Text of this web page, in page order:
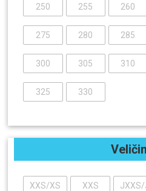
250 255 260
275 280 285
300 305 310
325 330
XXS/XS XXS